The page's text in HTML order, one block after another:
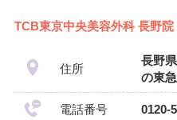
TCB東京中央美容外科 長野院
住所
長野
の東
電話番号 0120-